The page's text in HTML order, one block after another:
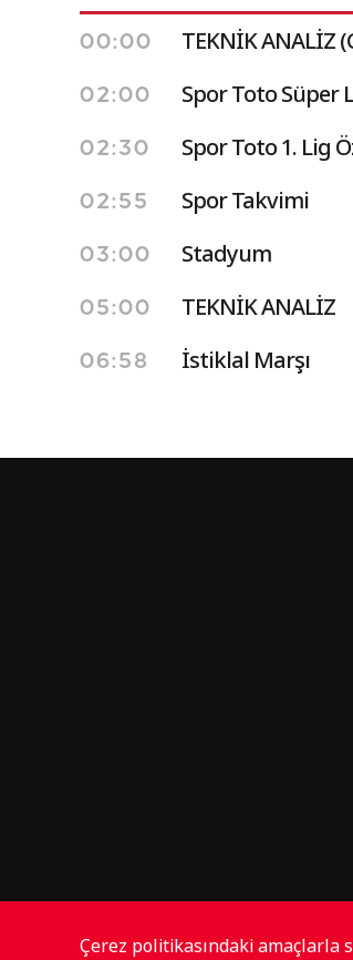
00:00 TEKNİK ANALİZ
02:00 Spor Toto Süper
02:30 Spor Toto 1. Lig
02:55 Spor Takvimi
03:00 Stadyum
05:00 TEKNİK ANALİZ
06:58 İstiklal Marşı
Çerez politikasındaki amaçlarla